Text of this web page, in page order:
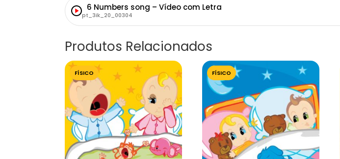
6 Numbers song – Vídeo com Letra
pt_3ik_20_00304
Produtos Relacionados
FÍSICO FÍSICO